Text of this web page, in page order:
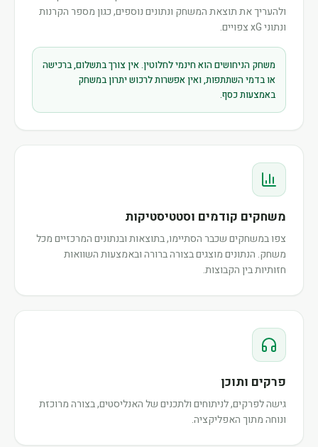
ולהעריך את תוצאת המשחק ונתונים נוספים, כגון מספר הקרנות
ונתוני xG צפויים.
משחק הניחושים הוא חינמי לחלוטין. אין צורך בתשלום, ברכישה
או בדמי השתתפות, ואין אפשרות לרכוש יתרון במשחק
באמצעות כסף.
משחקים קודמים וסטטיסטיקות
צפו במשחקים שכבר הסתיימו, בתוצאות ובנתונים המרכזיים מכל
משחק. הנתונים מוצגים בצורה ברורה ובאמצעות השוואות
חזותיות בין הקבוצות.
פרקים ותוכן
גישה לפרקים, לניתוחים ולתכנים של האנליסטים, בצורה מרוכזת
ונוחה מתוך האפליקציה.